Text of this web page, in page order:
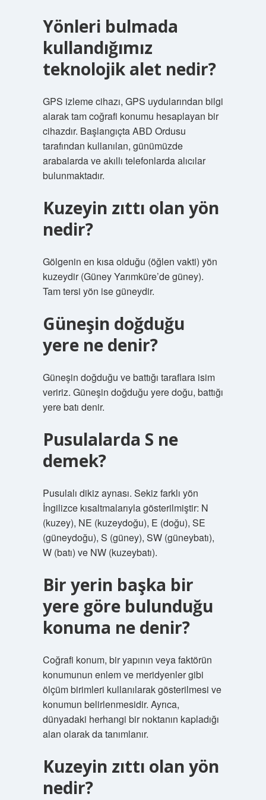
Yönleri bulmada
kullandığımız
teknolojik alet nedir?
GPS izleme cihazı, GPS uydularından bilgi
alarak tam coğrafi konumu hesaplayan bir
cihazdır. Başlangıçta ABD Ordusu
tarafından kullanılan, günümüzde
arabalarda ve akıllı telefonlarda alıcılar
bulunmaktadır.
Kuzeyin zıttı olan yön
nedir?
Gölgenin en kısa olduğu (öğlen vakti) yön
kuzeydir (Güney Yarımküre’de güney).
Tam tersi yön ise güneydir.
Güneşin doğduğu
yere ne denir?
Güneşin doğduğu ve battığı taraflara isim
veririz. Güneşin doğduğu yere doğu, battığı
yere batı denir.
Pusulalarda S ne
demek?
Pusulalı dikiz aynası. Sekiz farklı yön
İngilizce kısaltmalarıyla gösterilmiştir: N
(kuzey), NE (kuzeydoğu), E (doğu), SE
(güneydoğu), S (güney), SW (güneybatı),
W (batı) ve NW (kuzeybatı).
Bir yerin başka bir
yere göre bulunduğu
konuma ne denir?
Coğrafi konum, bir yapının veya faktörün
konumunun enlem ve meridyenler gibi
ölçüm birimleri kullanılarak gösterilmesi ve
konumun belirlenmesidir. Ayrıca,
dünyadaki herhangi bir noktanın kapladığı
alan olarak da tanımlanır.
Kuzeyin zıttı olan yön
nedir?